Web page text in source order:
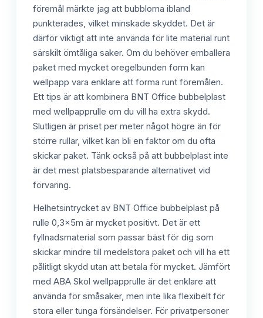
föremål märkte jag att bubblorna ibland
punkterades, vilket minskade skyddet. Det är
därför viktigt att inte använda för lite material runt
särskilt ömtåliga saker. Om du behöver emballera
paket med mycket oregelbunden form kan
wellpapp vara enklare att forma runt föremålen.
Ett tips är att kombinera BNT Office bubbelplast
med wellpapprulle om du vill ha extra skydd.
Slutligen är priset per meter något högre än för
större rullar, vilket kan bli en faktor om du ofta
skickar paket. Tänk också på att bubbelplast inte
är det mest platsbesparande alternativet vid
förvaring.
Helhetsintrycket av BNT Office bubbelplast på
rulle 0,3x5m är mycket positivt. Det är ett
fyllnadsmaterial som passar bäst för dig som
skickar mindre till medelstora paket och vill ha ett
pålitligt skydd utan att betala för mycket. Jämfört
med ABA Skol wellpapprulle är det enklare att
använda för småsaker, men inte lika flexibelt för
stora eller tunga försändelser. För privatpersoner